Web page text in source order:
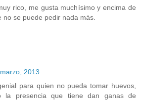
rico, me gusta muchísimo y encima de
no se puede pedir nada más.
2013
para quien no pueda tomar huevos,
la presencia que tiene dan ganas de